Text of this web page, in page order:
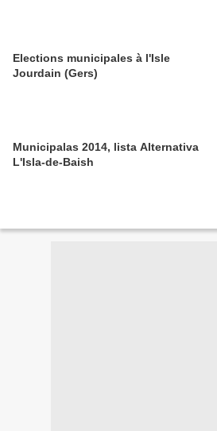
Elections municipales à l'Isle
Jourdain (Gers)
Municipalas 2014, lista Alternativa
L'Isla-de-Baish